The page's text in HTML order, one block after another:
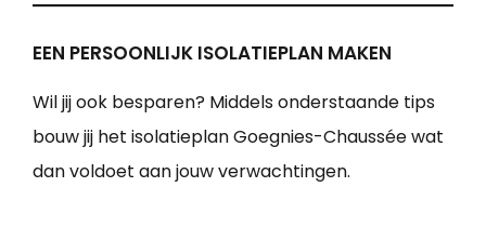
EEN PERSOONLIJK ISOLATIEPLAN MAKEN
Wil jij ook besparen? Middels onderstaande tips
bouw jij het isolatieplan Goegnies-Chaussée wat
dan voldoet aan jouw verwachtingen.